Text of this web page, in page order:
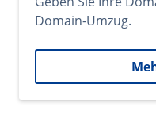
Domain-Umzug.